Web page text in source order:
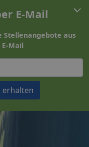
E-Mail
Stellenangebote aus
Mail
erhalten